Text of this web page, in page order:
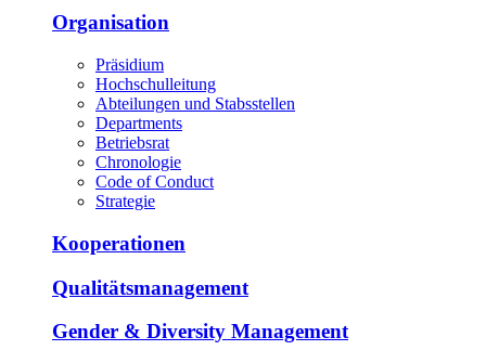
Organisation
Präsidium
Hochschulleitung
Abteilungen und Stabsstellen
Departments
Betriebsrat
Chronologie
Code of Conduct
Strategie
Kooperationen
Qualitätsmanagement
Gender & Diversity Management